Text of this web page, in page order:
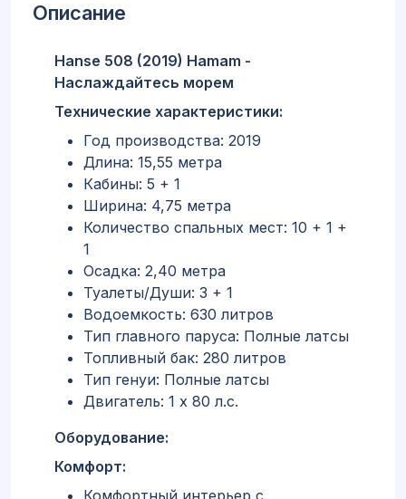
Описание
Hanse 508 (2019) Hamam -
Наслаждайтесь морем
Технические характеристики:
Год производства: 2019
Длина: 15,55 метра
Кабины: 5 + 1
Ширина: 4,75 метра
Количество спальных мест: 10 + 1 +
1
Осадка: 2,40 метра
Туалеты/Души: 3 + 1
Водоемкость: 630 литров
Тип главного паруса: Полные латсы
Топливный бак: 280 литров
Тип генуи: Полные латсы
Двигатель: 1 x 80 л.с.
Оборудование:
Комфорт:
Комфортный интерьер с